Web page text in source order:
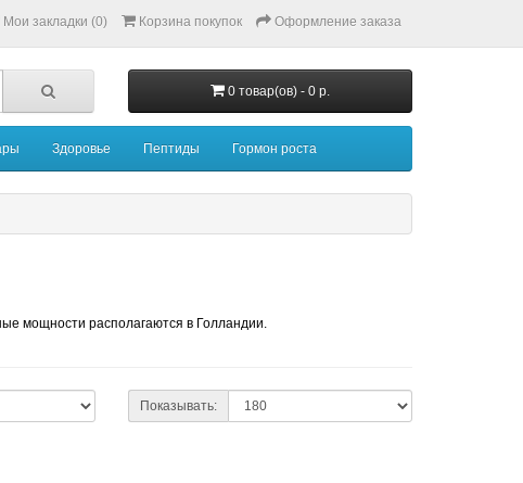
Мои закладки (0) Корзина покупок Оформление заказа
0 товар(ов) - 0 р.
Здоровье Пептиды Гормон роста
мощности располагаются в Голландии.
Показывать: